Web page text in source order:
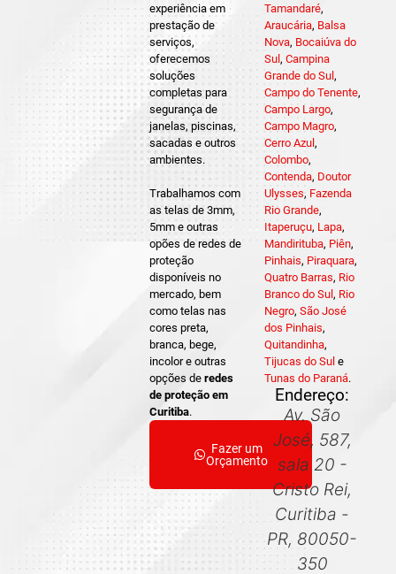
experiência em
prestação de
serviços,
oferecemos
soluções
completas para
segurança de
janelas, piscinas,
sacadas e outros
ambientes.
Trabalhamos com
as telas de 3mm,
5mm e outras
opões de redes de
proteção
disponíveis no
mercado, bem
como telas nas
cores preta,
branca, bege,
incolor e outras
opções deredes
de proteção em
Curitiba.
Fazer um
Orçamento
Tamandaré,
Araucária, Balsa
Nova, Bocaiúva do
Sul , Campina
Grande do Sul ,
Campo do Tenente,
Campo Largo,
Campo Magro,
Cerro Azul ,
Colombo,
Contenda, Doutor
Ulysses, Fazenda
Rio Grande,
Itaperuçu, Lapa,
Mandirituba, Piên,
Pinhais, Piraquara,
Quatro Barras, Rio
Branco do Sul , Rio
Negro, São José
dos Pinhais,
Quitandinha,
Tijucas do Sul e
Tunas do Paraná.
Endereço:
Av. São
José, 587,
sala 20 -
Cristo Rei,
Curitiba -
PR, 80050-
350